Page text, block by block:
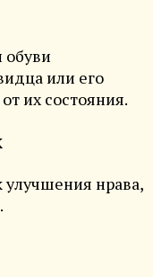
или его
их состояния.
улучшения нрава,